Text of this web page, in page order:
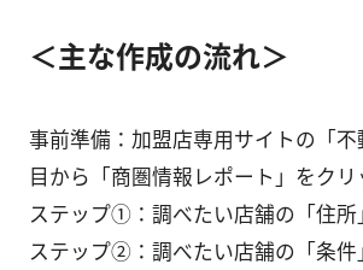
＜主な作成の流れ＞
事前準備：加盟店専用サイトの「
目から「商圏情報レポート」をクリ
ステップ①：調べたい店舗の「住所
ステップ②：調べたい店舗の「条件